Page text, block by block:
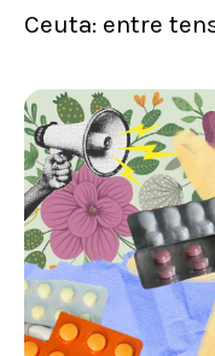
Ceuta: entre